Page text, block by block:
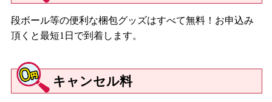
段ボール等の便利な梱包グッズはすべて無料！お申込み
頂くと最短1日で到着します。
キャンセル料